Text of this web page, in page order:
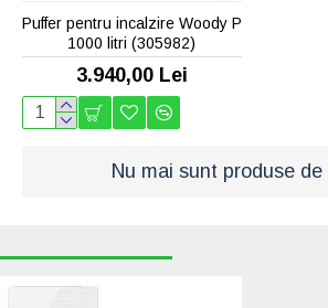
Puffer pentru incalzire Woody P
1000 litri (305982)
3.940,00 Lei
Nu mai sunt produse